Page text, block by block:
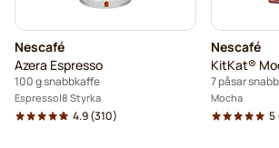
Nescafé
Azera Espresso
100 g snabbkaffe
Espresso 8 Styrka
4.9(310)
Nescafé
KitKat®
7 påsar
Mocha
5